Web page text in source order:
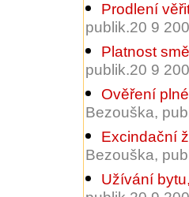
Prodlení
publik.20 9
Platnost
publik.20 9
Ověření
Bezouška,
Excindační
Bezouška,
Užívání bytu,